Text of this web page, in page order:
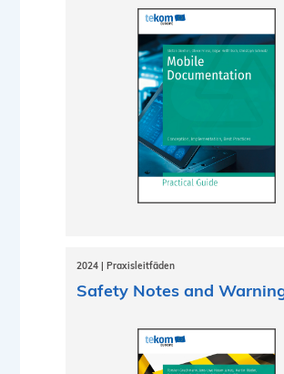
2024 | Praxisleitfäden
Safety Notes and